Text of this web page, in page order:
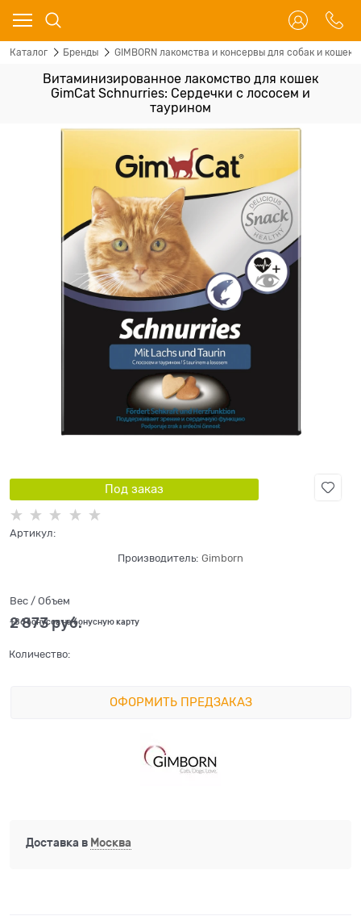
Каталог Бренды GIMBORN лакомства и консервы для собак и кошек
Витаминизированное лакомство для кошек
GimCat Schnurries: Сердечки с лососем и
таурином
Под заказ
Артикул:
Производитель: Gimborn
Вес / Объем
2 873 руб.
+86 бонусов на бонусную карту
Количество:
ОФОРМИТЬ ПРЕДЗАКАЗ
Доставка в Москва